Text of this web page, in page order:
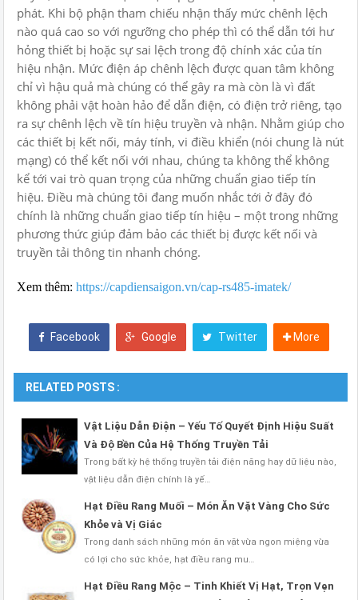
phát. Khi bộ phận tham chiếu nhận thấy mức chênh lệch
nào quá cao so với ngưỡng cho phép thì có thể dẫn tới hư
hỏng thiết bị hoặc sự sai lệch trong độ chính xác của tín
hiệu nhận. Mức điện áp chênh lệch được quan tâm không
chỉ vì hậu quả mà chúng có thể gây ra mà còn là vì đất
không phải vật hoàn hảo để dẫn điện, có điện trở riêng, tạo
ra sự chênh lệch về tín hiệu truyền và nhận. Nhằm giúp cho
các thiết bị kết nối, máy tính, vi điều khiển (nói chung là nút
mạng) có thể kết nối với nhau, chúng ta không thể không
kể tới vai trò quan trọng của những chuẩn giao tiếp tín
hiệu. Điều mà chúng tôi đang muốn nhắc tới ở đây đó
chính là những chuẩn giao tiếp tín hiệu – một trong những
phương thức giúp đảm bảo các thiết bị được kết nối và
truyền tải thông tin nhanh chóng.
Xem thêm: https://capdiensaigon.vn/cap-rs485-imatek/
Facebook Google Twitter More
RELATED POSTS :
Vật Liệu Dẫn Điện – Yếu Tố Quyết Định Hiệu Suất
Và Độ Bền Của Hệ Thống Truyền Tải
Trong bất kỳ hệ thống truyền tải điện năng hay dữ liệu nào,
vật liệu dẫn điện chính là yế…
Hạt Điều Rang Muối – Món Ăn Vặt Vàng Cho Sức
Khỏe và Vị Giác
Trong danh sách những món ăn vặt vừa ngon miệng vừa
có lợi cho sức khỏe, hạt điều rang mu…
Hạt Điều Rang Mộc – Tinh Khiết Vị Hạt, Trọn Vẹn